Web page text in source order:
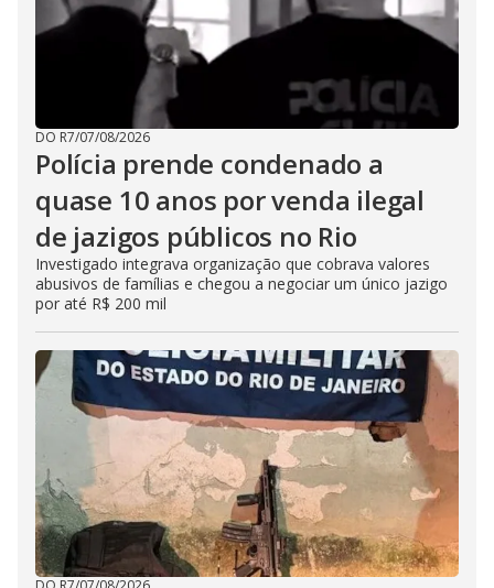
DO R7/07/08/2026
Polícia prende condenado a
quase 10 anos por venda ilegal
de jazigos públicos no Rio
Investigado integrava organização que cobrava valores
abusivos de famílias e chegou a negociar um único jazigo
por até R$ 200 mil